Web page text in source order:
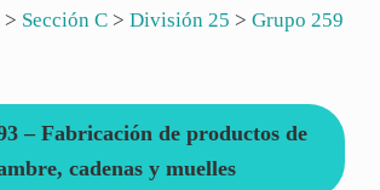
> Sección C> División 25 > Grupo 259
– Fabricación de productos de
cadenas y muelles